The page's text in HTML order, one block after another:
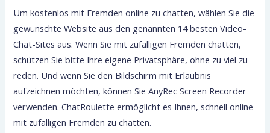
Um kostenlos mit Fremden online zu chatten, wählen Sie die
gewünschte Website aus den genannten 14 besten Video-
Chat-Sites aus. Wenn Sie mit zufälligen Fremden chatten,
schützen Sie bitte Ihre eigene Privatsphäre, ohne zu viel zu
reden. Und wenn Sie den Bildschirm mit Erlaubnis
aufzeichnen möchten, können Sie AnyRec Screen Recorder
verwenden. ChatRoulette ermöglicht es Ihnen, schnell online
mit zufälligen Fremden zu chatten.